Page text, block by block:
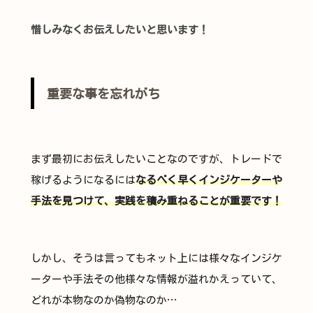
惜しみなくお伝えしたいと思います！
重要な事を忘れがち
まず最初にお伝えしたいことなのですが、トレードで
稼げるようになるにはなるべく早くインジケーターや
手法を見つけて、実践を積み重ねることが重要です！
しかし、そうは言ってもネット上には様々なインジケ
ーターや手法その他様々な情報が溢れかえっていて、
どれが本物なのか偽物なのか…